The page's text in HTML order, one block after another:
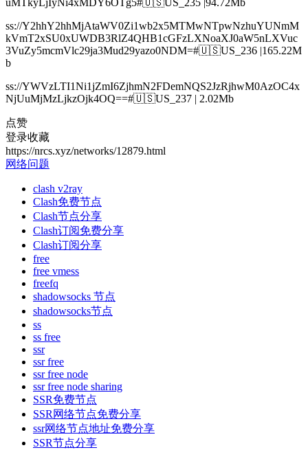
uMTkyLjIyNi4xMDY6OTg5#🇺🇸US_235 |94.72Mb
ss://Y2hhY2hhMjAtaWV0Zi1wb2x5MTMwNTpwNzhuYUNmM
kVmT2xSU0xUWDB3RlZ4QHB1cGFzLXNoaXJ0aW5nLXVuc
3VuZy5mcmVlc29ja3Mud29yazo0NDM=#🇺🇸US_236 |165.22M
b
ss://YWVzLTI1Ni1jZmI6ZjhmN2FDemNQS2JzRjhwM0AzOC4x
NjUuMjMzLjkzOjk4OQ==#🇺🇸US_237 | 2.02Mb
点赞
登录收藏
https://nrcs.xyz/networks/12879.html
网络问题
clash v2ray
Clash免费节点
Clash节点分享
Clash订阅免费分享
Clash订阅分享
free
free vmess
freefq
shadowsocks 节点
shadowsocks节点
ss
ss free
ssr
ssr free
ssr free node
ssr free node sharing
SSR免费节点
SSR网络节点免费分享
ssr网络节点地址免费分享
SSR节点分享